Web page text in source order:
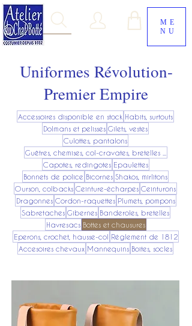
ME
NU
Accessoires disponible en stock Habits, surtouts
Dolmans et pelisses Gilets, vestes
Culottes, pantalons
Guêtres, chemises, col-cravates, bretelles ...
Capotes, redingotes Epaulettes
Bonnets de police Bicornes Shakos, mirlitons
Ourson, colbacks Ceinture-écharpes Ceinturons
Dragonnes Cordon-raquettes Plumets, pompons
Sabretaches Gibernes Banderoles, bretelles
Havresacs Bottes et chausures
Eperons, crochet, hausse-col Réglement de 1812
Accesoires chevaux Mannequins Boites, socles
Uniformes Révolution-
Premier Empire